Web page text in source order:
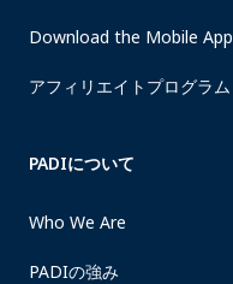
Download the Mobile App
アフィリエイトプログラム
PADIについて
Who We Are
PADIの強み